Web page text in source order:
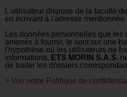
L'utilisateur dispose de la faculté
en écrivant à l'adresse mentionnée
Les données personnelles que
amenés à fournir, le sont sur une
l'hypothèse où les utilisateurs ne
informations, ETS MORIN S.A.S.
de traiter les dossiers
> Voir notre Politique de